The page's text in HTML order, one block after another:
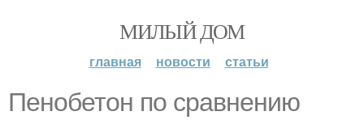
МИЛЫЙ ДОМ
главная новости статьи
Пенобетон по сравнению